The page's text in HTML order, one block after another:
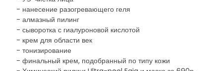
- нанесение разогревающего геля
- алмазный пилинг
- сыворотка с гиалуроновой кислотой
- крем для области век
- тонизирование
- финальный крем, подобранный по типу кожи